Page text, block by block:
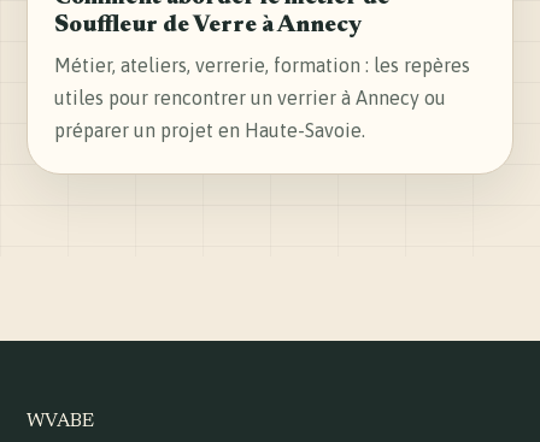
Souffleur de Verre à Annecy
Métier, ateliers, verrerie, formation : les repères
utiles pour rencontrer un verrier à Annecy ou
préparer un projet en Haute-Savoie.
WVABE